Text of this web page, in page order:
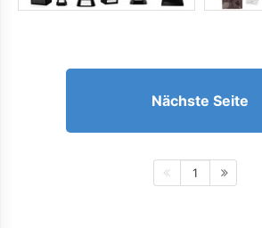
Nächste Seite
1